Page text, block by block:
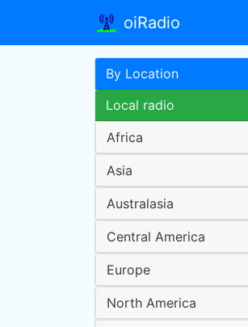
oiRadio
By Location
Local radio
Africa
Asia
Australasia
Central America
Europe
North America